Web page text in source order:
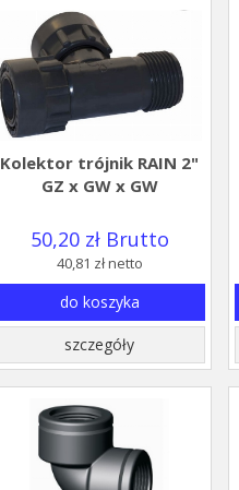
Kolektor trójnik RAIN 2"
GZ x GW x GW
50,20 zł Brutto
40,81 zł netto
do koszyka
szczegóły